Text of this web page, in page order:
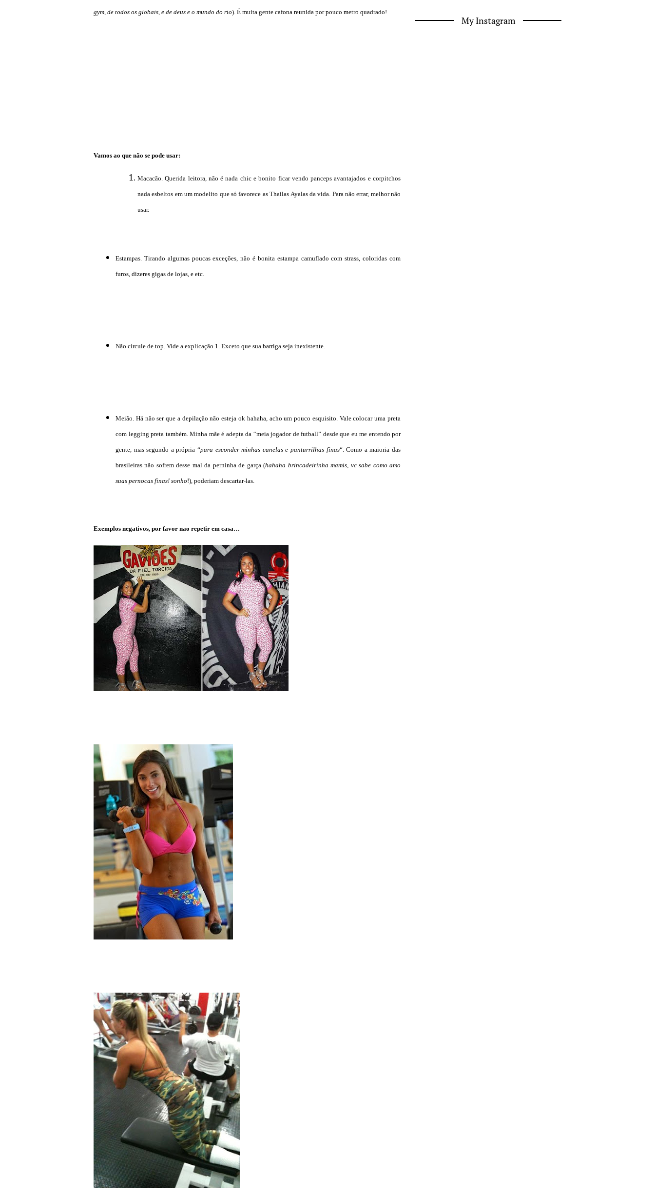
gym, de todos os globais, e de deus e o mundo do rio). É muita gente cafona reunida por pouco metro quadrado!
Vamos ao que não se pode usar:
Macacão. Querida leitora, não é nada chic e bonito ficar vendo panceps avantajados e corpitchos
nada esbeltos em um modelito que só favorece as Thailas Ayalas da vida. Para não errar, melhor não
usar.
Estampas. Tirando algumas poucas exceções, não é bonita estampa camuflado com strass, coloridas com
furos, dizeres gigas de lojas, e etc.
Não circule de top. Vide a explicação 1. Exceto que sua barriga seja inexistente.
Meião. Há não ser que a depilação não esteja ok hahaha, acho um pouco esquisito. Vale colocar uma preta
com legging preta também. Minha mãe é adepta da “meia jogador de futball” desde que eu me entendo por
gente, mas segundo a própria “para esconder minhas canelas e panturrilhas finas“. Como a maioria das
brasileiras não sofrem desse mal da perninha de garça (hahaha brincadeirinha mamis, vc sabe como amo
suas pernocas finas! sonho!), poderiam descartar-las.
Exemplos negativos, por favor nao repetir em casa…
My Instagram